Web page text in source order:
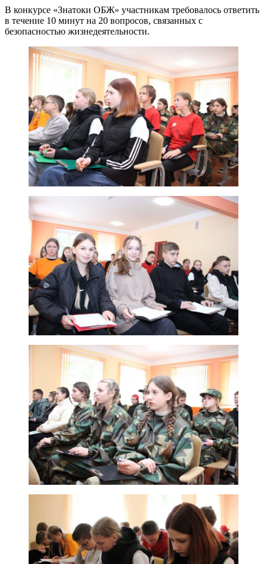
В конкурсе «Знатоки ОБЖ» участникам требовалось ответить
в течение 10 минут на 20 вопросов, связанных с
безопасностью жизнедеятельности.